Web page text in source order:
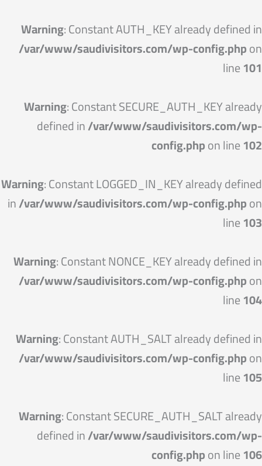
Warning: Constant AUTH_KEY already defined in
/var/www/saudivisitors.com/wp-config.phpon
line101
Warning: Constant SECURE_AUTH_KEY already
defined in/var/www/saudivisitors.com/wp-
config.phpon line102
Warning: Constant LOGGED_IN_KEY already defined
in/var/www/saudivisitors.com/wp-config.phpon
line103
Warning: Constant NONCE_KEY already defined in
/var/www/saudivisitors.com/wp-config.phpon
line104
Warning: Constant AUTH_SALT already defined in
/var/www/saudivisitors.com/wp-config.phpon
line105
Warning: Constant SECURE_AUTH_SALT already
defined in/var/www/saudivisitors.com/wp-
config.phpon line106
إلى
المحتوى